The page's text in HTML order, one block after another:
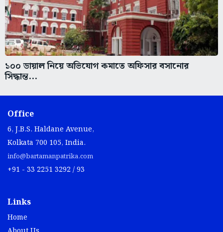
১০০ ডায়াল নিয়ে অভিযোগ কমাতে অফিসার বসানোর
সিদ্ধান্ত...
Office
6, J.B.S. Haldane Avenue,
Kolkata 700 105, India.
info@bartamanpatrika.com
+91 - 33 2251 3292 / 93
Links
Home